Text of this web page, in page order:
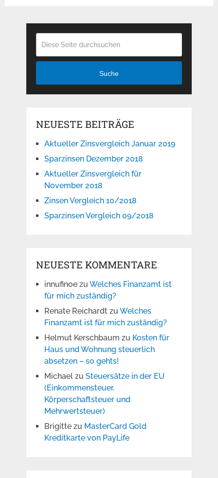
Suche
NEUESTE BEITRÄGE
Aktueller Zinsvergleich Januar 2019
Sparzinsen Dezember 2018
Aktueller Zinsvergleich für
November 2018
Zinsen Vergleich 10/2018
Sparzinsen Vergleich 09/2018
NEUESTE KOMMENTARE
innufinoezu Welches Finanzamt ist
für mich zuständig?
Renate Reichardtzu Welches
Finanzamt ist für mich zuständig?
Helmut Kerschbaum zu Kosten für
Haus und Wohnung steuerlich
absetzen – so gehts!
Michaelzu Steuersätze in der EU
(Einkommensteuer,
Körperschaftsteuer und
Mehrwertsteuer)
Brigittezu MasterCard Gold
Kreditkarte von PayLife